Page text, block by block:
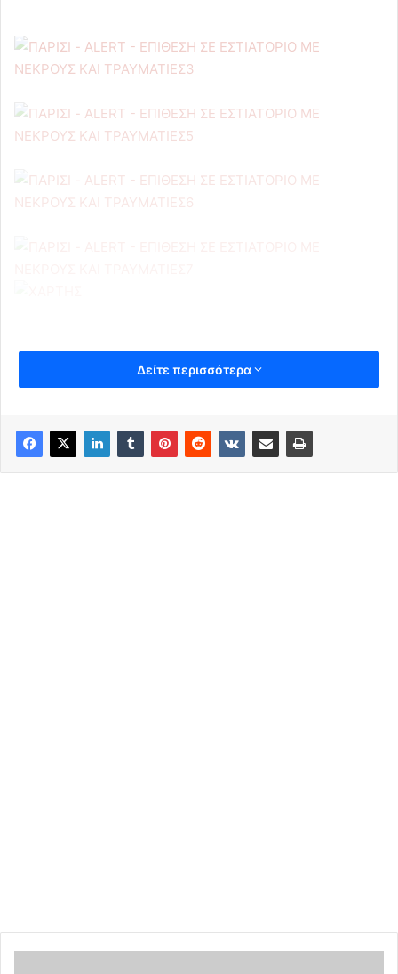
Δείτε περισσότερα